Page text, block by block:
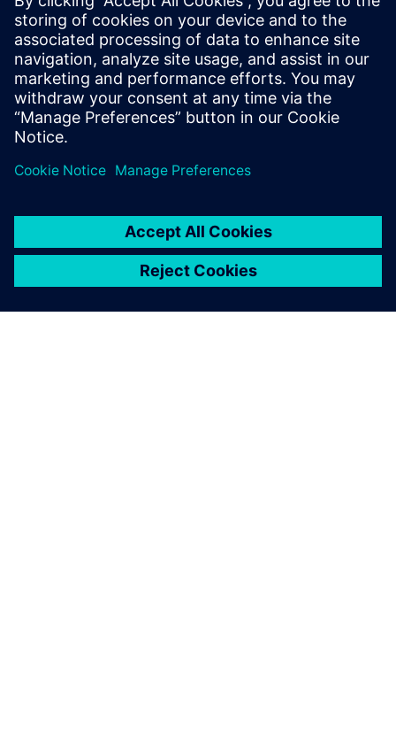
INTEREL.io
Guest Room Management and Energy Management
dashboard for Hospitality. Display occupancy, HVAC stats
További információk